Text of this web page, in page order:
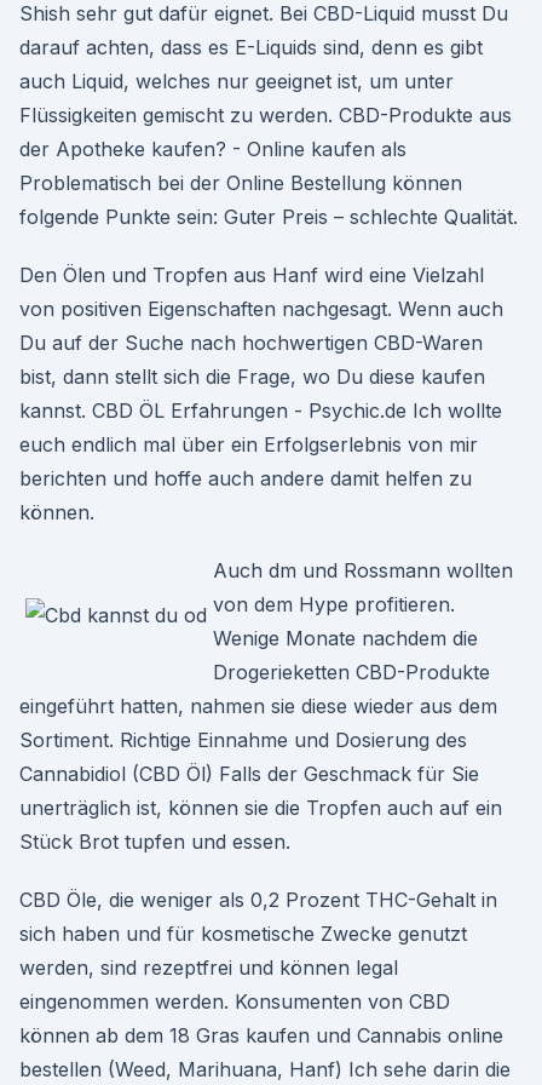
Shish sehr gut dafür eignet. Bei CBD-Liquid musst Du
darauf achten, dass es E-Liquids sind, denn es gibt
auch Liquid, welches nur geeignet ist, um unter
Flüssigkeiten gemischt zu werden. CBD-Produkte aus
der Apotheke kaufen? - Online kaufen als
Problematisch bei der Online Bestellung können
folgende Punkte sein: Guter Preis – schlechte Qualität.
Den Ölen und Tropfen aus Hanf wird eine Vielzahl
von positiven Eigenschaften nachgesagt. Wenn auch
Du auf der Suche nach hochwertigen CBD-Waren
bist, dann stellt sich die Frage, wo Du diese kaufen
kannst. CBD ÖL Erfahrungen - Psychic.de Ich wollte
euch endlich mal über ein Erfolgserlebnis von mir
berichten und hoffe auch andere damit helfen zu
können.
Auch dm und Rossmann wollten
von dem Hype profitieren.
Wenige Monate nachdem die
Drogerieketten CBD-Produkte
eingeführt hatten, nahmen sie diese wieder aus dem
Sortiment. Richtige Einnahme und Dosierung des
Cannabidiol (CBD Öl) Falls der Geschmack für Sie
unerträglich ist, können sie die Tropfen auch auf ein
Stück Brot tupfen und essen.
CBD Öle, die weniger als 0,2 Prozent THC-Gehalt in
sich haben und für kosmetische Zwecke genutzt
werden, sind rezeptfrei und können legal
eingenommen werden. Konsumenten von CBD
können ab dem 18 Gras kaufen und Cannabis online
bestellen (Weed, Marihuana, Hanf) Ich sehe darin die